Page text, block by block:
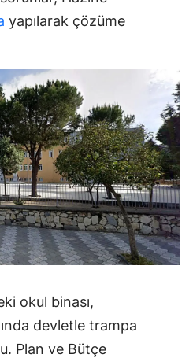
yapılarak çözüme
okul binası,
devletle trampa
Plan ve Bütçe